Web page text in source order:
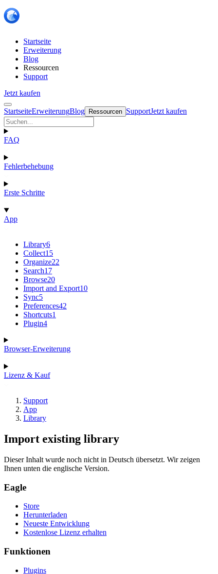
Startseite
Erweiterung
Blog
Ressourcen
Support
Jetzt kaufen
StartseiteErweiterungBlog Ressourcen SupportJetzt kaufen
FAQ
Fehlerbehebung
Erste Schritte
App
Library6
Collect15
Organize22
Search17
Browse20
Import and Export10
Sync5
Preferences42
Shortcuts1
Plugin4
Browser-Erweiterung
Lizenz & Kauf
Support
App
Library
Import existing library
Dieser Inhalt wurde noch nicht in Deutsch übersetzt. Wir zeigen
Ihnen unten die englische Version.
Eagle
Store
Herunterladen
Neueste Entwicklung
Kostenlose Lizenz erhalten
Funktionen
Plugins